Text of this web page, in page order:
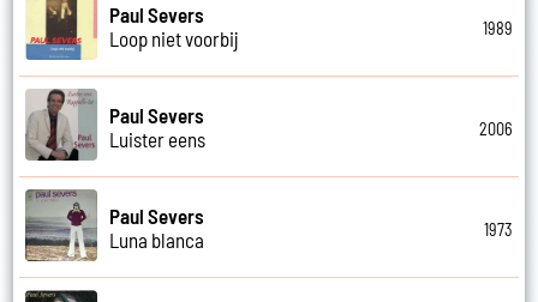
Paul Severs
Loop niet voorbij
1989
Paul Severs
Luister eens
2006
Paul Severs
Luna blanca
1973